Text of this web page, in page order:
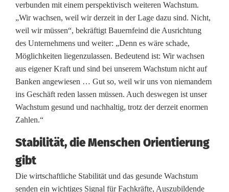
verbunden mit einem perspektivisch weiteren Wachstum.
„Wir wachsen, weil wir derzeit in der Lage dazu sind. Nicht,
weil wir müssen“, bekräftigt Bauernfeind die Ausrichtung
des Unternehmens und weiter: „Denn es wäre schade,
Möglichkeiten liegenzulassen. Bedeutend ist: Wir wachsen
aus eigener Kraft und sind bei unserem Wachstum nicht auf
Banken angewiesen … Gut so, weil wir uns von niemandem
ins Geschäft reden lassen müssen. Auch deswegen ist unser
Wachstum gesund und nachhaltig, trotz der derzeit enormen
Zahlen.“
Stabilität, die Menschen Orientierung
gibt
Die wirtschaftliche Stabilität und das gesunde Wachstum
senden ein wichtiges Signal für Fachkräfte, Auszubildende